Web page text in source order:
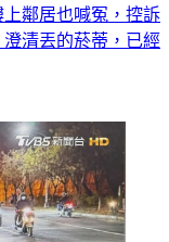
鄰居也喊冤，控訴
清丟的菸蒂，已經